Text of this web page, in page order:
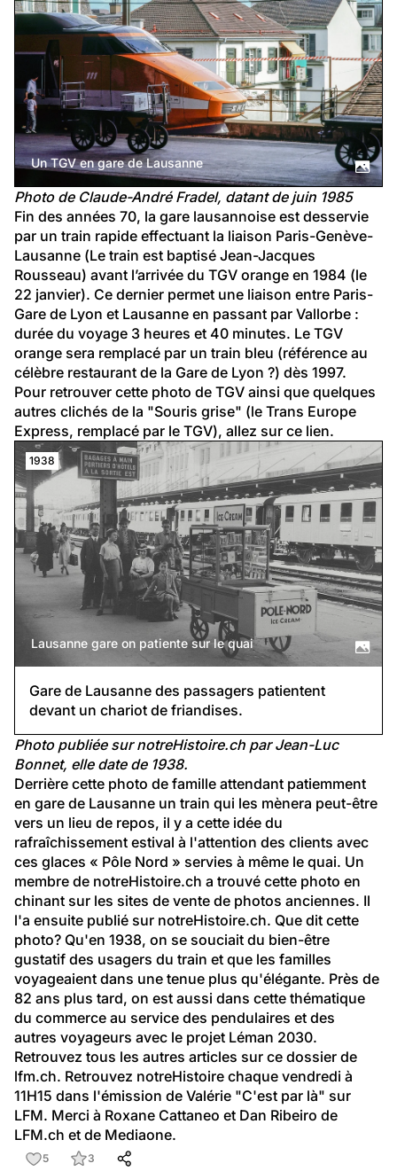
Un TGV en gare de Lausanne
Photo de Claude-André Fradel, datant de juin 1985
Fin des années 70, la gare lausannoise est desservie
par un train rapide effectuant la liaison Paris-Genève-
Lausanne (Le train est baptisé Jean-Jacques
Rousseau) avant l’arrivée du TGV orange en 1984 (le
22 janvier). Ce dernier permet une liaison entre Paris-
Gare de Lyon et Lausanne en passant par Vallorbe :
durée du voyage 3 heures et 40 minutes. Le TGV
orange sera remplacé par un train bleu (référence au
célèbre restaurant de la Gare de Lyon ?) dès 1997.
Pour retrouver cette photo de TGV ainsi que quelques
autres clichés de la "Souris grise" (le Trans Europe
Express, remplacé par le TGV), allez sur ce lien.
1938
Lausanne gare on patiente sur le quai
Gare de Lausanne des passagers patientent
devant un chariot de friandises.
Photo publiée sur notreHistoire.ch par Jean-Luc
Bonnet, elle date de 1938.
Derrière cette photo de famille attendant patiemment
en gare de Lausanne un train qui les mènera peut-être
vers un lieu de repos, il y a cette idée du
rafraîchissement estival à l'attention des clients avec
ces glaces « Pôle Nord » servies à même le quai. Un
membre de notreHistoire.ch a trouvé cette photo en
chinant sur les sites de vente de photos anciennes. Il
l'a ensuite publié sur notreHistoire.ch. Que dit cette
photo? Qu'en 1938, on se souciait du bien-être
gustatif des usagers du train et que les familles
voyageaient dans une tenue plus qu'élégante. Près de
82 ans plus tard, on est aussi dans cette thématique
du commerce au service des pendulaires et des
autres voyageurs avec le projet Léman 2030.
Retrouvez tous les autres articles sur ce dossier de
lfm.ch. Retrouvez notreHistoire chaque vendredi à
11H15 dans l'émission de Valérie "C'est par là" sur
LFM. Merci à Roxane Cattaneo et Dan Ribeiro de
LFM.ch et de Mediaone.
5
3